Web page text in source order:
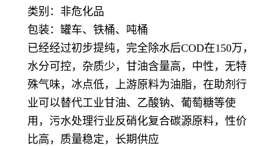
类别：非危化品
包装：罐车、铁桶、吨桶
已经经过初步提纯，完全除水后COD在150万，
水分可控，杂质少，甘油含量高，中性，无特
殊气味，冰点低，上游原料为油脂，在助剂行
业可以替代工业甘油、乙酸钠、葡萄糖等使
用，污水处理行业反硝化复合碳源原料，性价
比高，质量稳定，长期供应